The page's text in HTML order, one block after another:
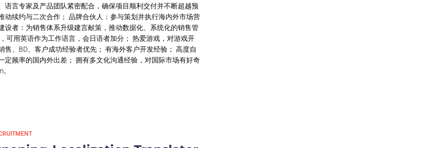
言专家及产品团队紧密配合，确保项目顺利交付并不断超越预
续约与二次合作； 品牌合伙人：参与策划并执行海内外市场营
者：为销售体系升级建言献策，推动数据化、系统化的销售管
可用英语作为工作语言，会日语者加分； 热爱游戏，对游戏开
、BD、客户成功经验者优先； 有海外客户开发经验； 高度自
频率的国内外出差； 拥有多文化沟通经验，对国际市场有好奇
。